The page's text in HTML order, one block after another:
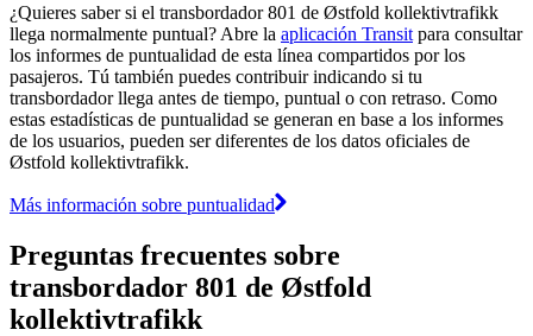
¿Quieres saber si el transbordador 801 de Østfold kollektivtrafikk
llega normalmente puntual? Abre la aplicación Transit para consultar
los informes de puntualidad de esta línea compartidos por los
pasajeros. Tú también puedes contribuir indicando si tu
transbordador llega antes de tiempo, puntual o con retraso. Como
estas estadísticas de puntualidad se generan en base a los informes
de los usuarios, pueden ser diferentes de los datos oficiales de
Østfold kollektivtrafikk.
Más información sobre puntualidad
Preguntas frecuentes sobre
transbordador 801 de Østfold
kollektivtrafikk